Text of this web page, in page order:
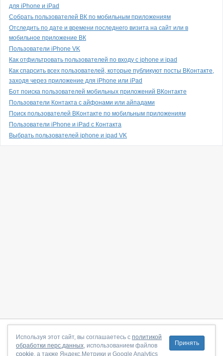
для iPhone и iPad
Собрать пользователей ВК по мобильным приложениям
Отследить по дате и времени последнего визита на сайт или в
мобильное приложение ВК
Пользователи iPhone VK
Как отфильтровать пользователей по входу с iphone и ipad
Как спарсить всех пользователей, которые публикуют посты ВКонтакте,
заходя через приложение для iPhone или iPad
Бот поиска пользователей мобильных приложений ВКонтакте
Пользователи Контакта с айфонами или айпадами
Поиск пользователей ВКонтакте по мобильным приложениям
Пользователи iPhone и iPad с Контакта
Выбрать пользователей iphone и ipad VK
О сайте|С чего начать|Контакты|Партнёрская программа
Договор-оферта|Политика конфиденциальности
Принять
Используя этот сайт, вы соглашаетесь с политикой
обработки перс.данных, использованием файлов
cookie, а также Яндекс.Метрики и Google Analytics